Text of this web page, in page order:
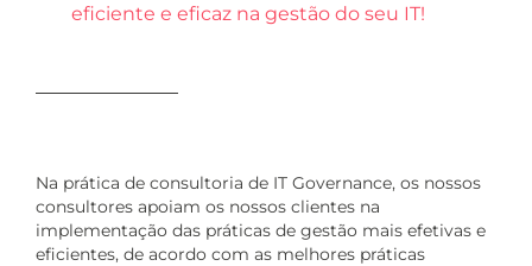
eficiente e eficaz na gestão do seu IT!
Na prática de consultoria de IT Governance, os nossos
consultores apoiam os nossos clientes na
implementação das práticas de gestão mais efetivas e
eficientes, de acordo com as melhores práticas